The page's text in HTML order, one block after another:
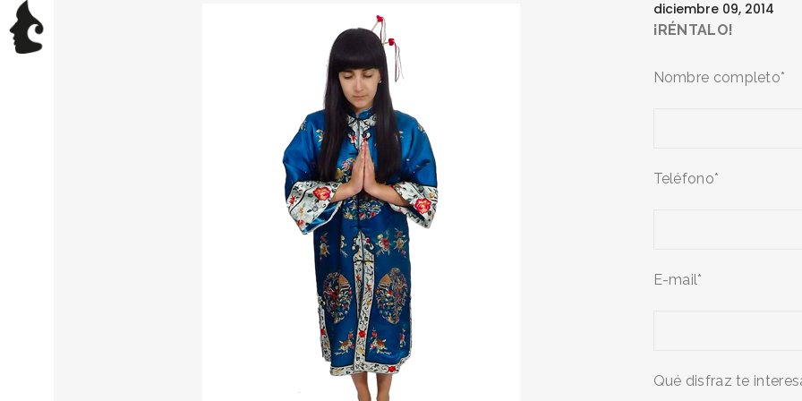
diciembre 09, 2014
¡RÉNTALO!
Nombre completo*
Teléfono*
E-mail*
Qué disfraz te